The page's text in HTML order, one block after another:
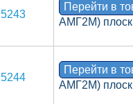
5243
Перейти в
АМГ2М)
5244
Перейти в
АМГ2М)